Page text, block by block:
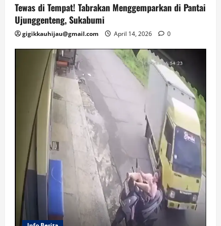
Tewas di Tempat! Tabrakan Menggemparkan di Pantai
Ujunggenteng, Sukabumi
gigikkauhijau@gmail.com April 14, 2026 0